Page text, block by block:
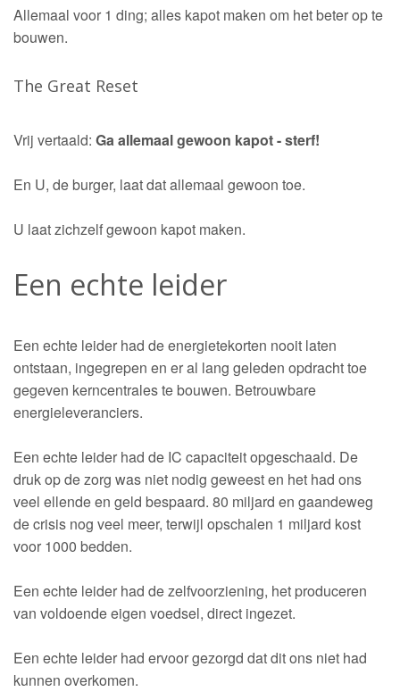
Allemaal voor 1 ding; alles kapot maken om het beter op te
bouwen.
The Great Reset
Vrij vertaald: Ga allemaal gewoon kapot - sterf!
En U, de burger, laat dat allemaal gewoon toe.
U laat zichzelf gewoon kapot maken.
Een echte leider
Een echte leider had de energietekorten nooit laten
ontstaan, ingegrepen en er al lang geleden opdracht toe
gegeven kerncentrales te bouwen. Betrouwbare
energieleveranciers.
Een echte leider had de IC capaciteit opgeschaald. De
druk op de zorg was niet nodig geweest en het had ons
veel ellende en geld bespaard. 80 miljard en gaandeweg
de crisis nog veel meer, terwijl opschalen 1 miljard kost
voor 1000 bedden.
Een echte leider had de zelfvoorziening, het produceren
van voldoende eigen voedsel, direct ingezet.
Een echte leider had ervoor gezorgd dat dit ons niet had
kunnen overkomen.